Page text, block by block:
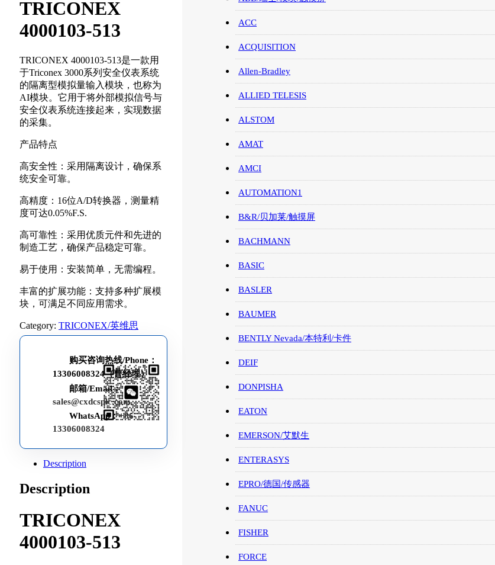
TRICONEX
4000103-513
TRICONEX 4000103-513是一款用
于Triconex 3000系列安全仪表系统
的隔离型模拟量输入模块，也称为
AI模块。它用于将外部模拟信号与
安全仪表系统连接起来，实现数据
的采集。
产品特点
高安全性：采用隔离设计，确保系
统安全可靠。
高精度：16位A/D转换器，测量精
度可达0.05%F.S.
高可靠性：采用优质元件和先进的
制造工艺，确保产品稳定可靠。
易于使用：安装简单，无需编程。
丰富的扩展功能：支持多种扩展模
块，可满足不同应用需求。
Category: TRICONEX/英维思
购买咨询热线/Phone：
13306008324（曹经理）
邮箱/Email：
sales@cxdcsplc.com
WhatsApp：+86-
13306008324
Description
Description
TRICONEX
4000103-513
ACC
ACQUISITION
Allen-Bradley
ALLIED TELESIS
ALSTOM
AMAT
AMCI
AUTOMATION1
B&R/贝加莱/触摸屏
BACHMANN
BASIC
BASLER
BAUMER
BENTLY Nevada/本特利/卡件
DEIF
DONPISHA
EATON
EMERSON/艾默生
ENTERASYS
EPRO/德国/传感器
FANUC
FISHER
FORCE